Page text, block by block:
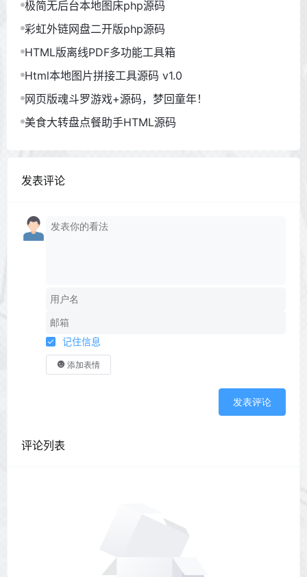
极简无后台本地图床php源码
彩虹外链网盘二开版php源码
HTML版离线PDF多功能工具箱
Html本地图片拼接工具源码 v1.0
网页版魂斗罗游戏+源码，梦回童年！
美食大转盘点餐助手HTML源码
发表评论
记住信息
添加表情
发表评论
评论列表